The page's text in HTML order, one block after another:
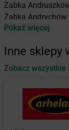
Żabka
Żabka Andrychów
Żabka Antonie
Żabka Automat
Żabka Babica
Babimost
Baborów
Żabka Baboszewo
Pokaż więcej
Inne sklepy
Zobacz wszystkie